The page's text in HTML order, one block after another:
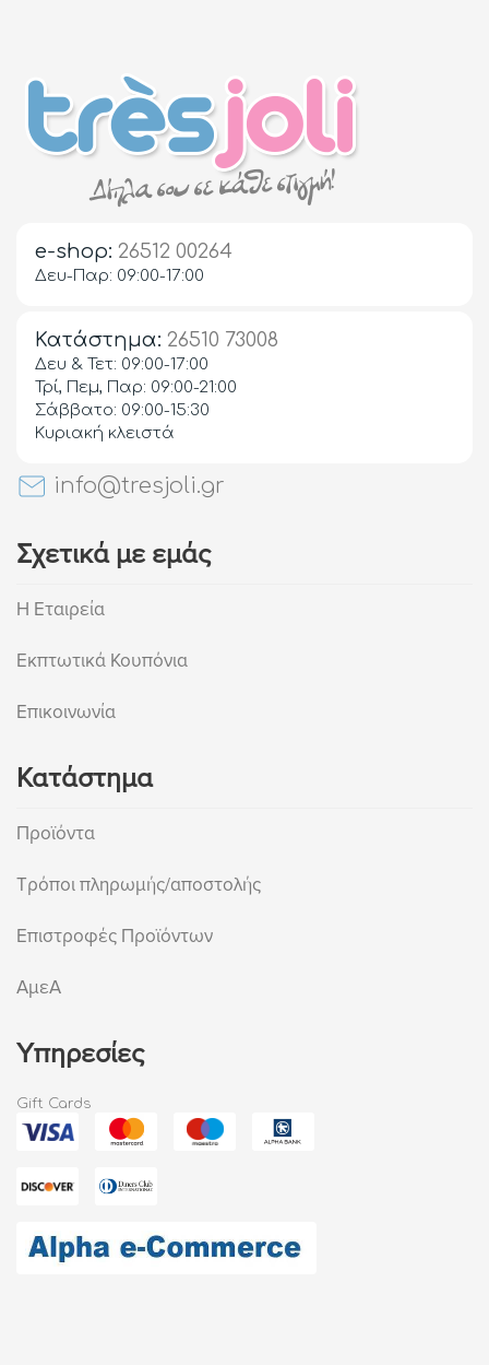
e-shop: 26512 00264
Δευ-Παρ: 09:00-17:00
Κατάστημα: 26510 73008
Δευ & Τετ: 09:00-17:00
Τρί, Πεμ, Παρ: 09:00-21:00
Σάββατο: 09:00-15:30
Κυριακή κλειστά
info@tresjoli.gr
Σχετικά με εμάς
Η Εταιρεία
Εκπτωτικά Κουπόνια
Επικοινωνία
Κατάστημα
Προϊόντα
Τρόποι πληρωμής/αποστολής
Επιστροφές Προϊόντων
ΑμεΑ
Υπηρεσίες
Gift Cards